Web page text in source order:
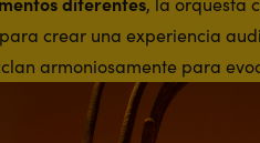
crear una experiencia
armoniosamente para